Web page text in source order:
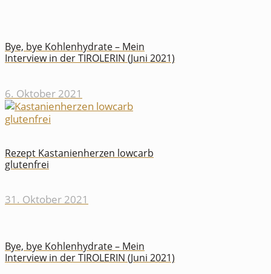
Bye, bye Kohlenhydrate – Mein
Interview in der TIROLERIN (Juni 2021)
6. Oktober 2021
Rezept Kastanienherzen lowcarb
glutenfrei
31. Oktober 2021
Bye, bye Kohlenhydrate – Mein
Interview in der TIROLERIN (Juni 2021)